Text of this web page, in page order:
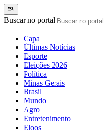
Buscar no portal
Capa
Últimas Notícias
Esporte
Eleições 2026
Política
Minas Gerais
Brasil
Mundo
Agro
Entretenimento
Eloos